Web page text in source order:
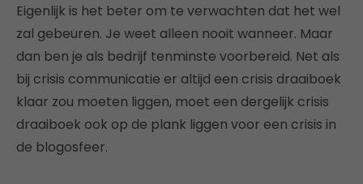
Eigenlijk is het beter om te verwachten dat het wel
zal gebeuren. Je weet alleen nooit wanneer. Maar
dan ben je als bedrijf tenminste voorbereid. Net als
bij crisis communicatie er altijd een crisis draaiboek
klaar zou moeten liggen, moet een dergelijk crisis
draaiboek ook op de plank liggen voor een crisis in
de blogosfeer.